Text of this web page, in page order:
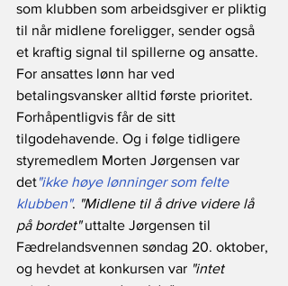
som klubben som arbeidsgiver er pliktig
til når midlene foreligger, sender også
et kraftig signal til spillerne og ansatte.
For ansattes lønn har ved
betalingsvansker alltid første prioritet.
Forhåpentligvis får de sitt
tilgodehavende. Og i følge tidligere
styremedlem Morten Jørgensen var
det"ikke høye lønninger som felte
klubben". "Midlene til å drive videre lå
på bordet" uttalte Jørgensen til
Fædrelandsvennen søndag 20. oktober,
og hevdet at konkursen var "intet